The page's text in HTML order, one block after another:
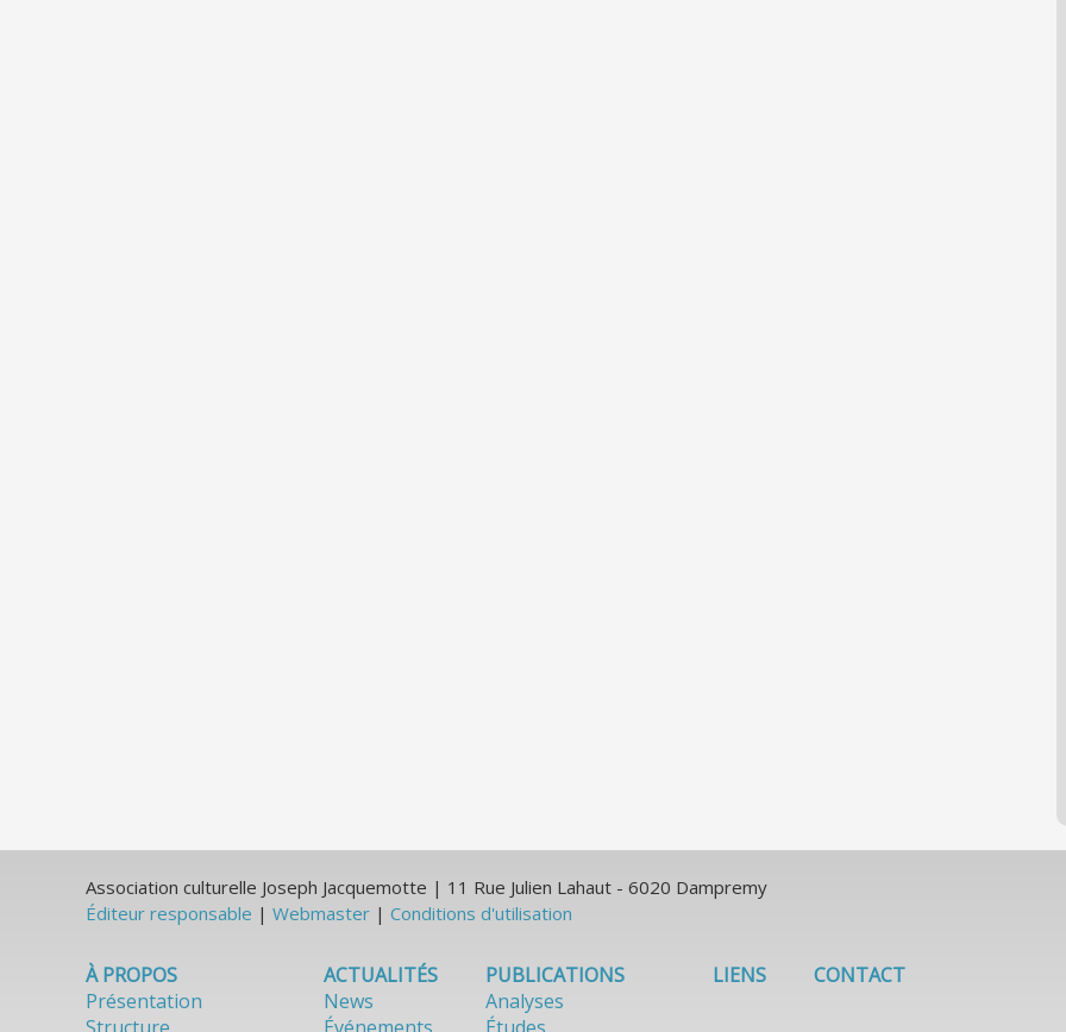
Association culturelle Joseph Jacquemotte | 11 Rue Julien Lahaut - 6020 Dampremy
Éditeur responsable | Webmaster | Conditions d'utilisation
À PROPOS
Présentation
ACTUALITÉS
News
PUBLICATIONS
Analyses
LIENS CONTACT